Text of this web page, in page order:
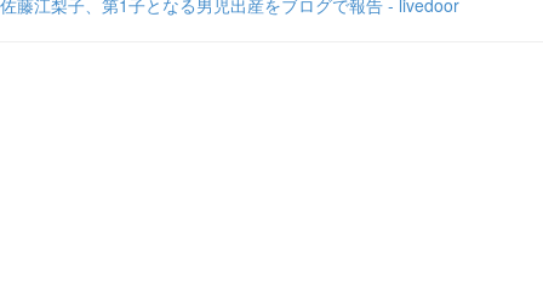
佐藤江梨子、第1子となる男児出産をブログで報告 - livedoor